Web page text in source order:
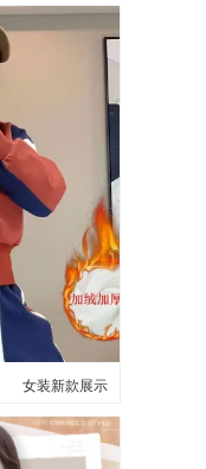
女装新款展示